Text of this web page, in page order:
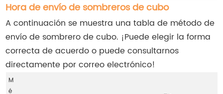
Hora de envío de sombreros de cubo
A continuación se muestra una tabla de método de
envío de sombrero de cubo. ¡Puede elegir la forma
correcta de acuerdo o puede consultarnos
directamente por correo electrónico!
M
é